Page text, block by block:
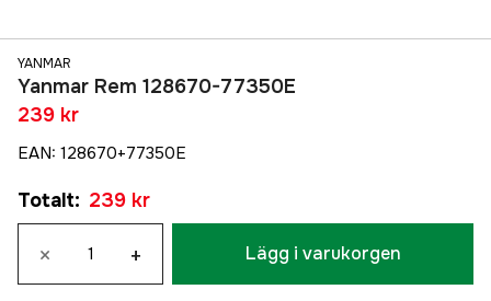
YANMAR
Yanmar Rem 128670-77350E
239 kr
EAN: 128670+77350E
Totalt: 239 kr
× + Lägg i varukorgen